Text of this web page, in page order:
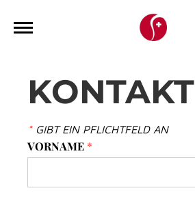
KONTAKT
*GIBT EIN PFLICHTFELD AN
VORNAME *